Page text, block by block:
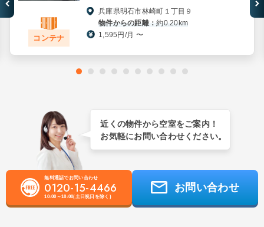
コンテナ
兵庫県明石市林崎町１丁目９
物件からの距離：約0.20km
1,595円/月 〜
近くの物件から空室をご案内！
お気軽にお問い合わせください。
無料通話でお問い合わせ
0120-15-4466
10:00～18:00(土日祝日を除く)
お問い合わせ